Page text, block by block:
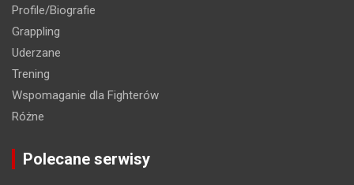
Profile/Biografie
Grappling
Uderzane
Trening
Wspomaganie dla Fighterów
Różne
Polecane serwisy